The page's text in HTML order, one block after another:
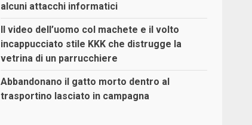
alcuni attacchi informatici
Il video dell’uomo col machete e il volto
incappucciato stile KKK che distrugge la
vetrina di un parrucchiere
Abbandonano il gatto morto dentro al
trasportino lasciato in campagna